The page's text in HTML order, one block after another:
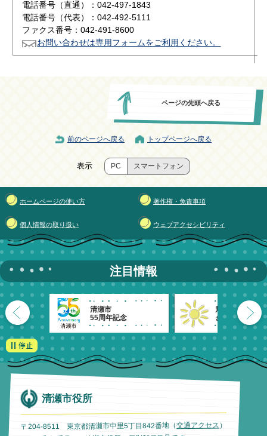
電話番号（直通）：042-497-1843
電話番号（代表）：042-492-5111
ファクス番号：042-491-8600
お問い合わせは専用フォームをご利用ください。
ページの先頭へ戻る
前のページへ戻る トップページへ戻る
表示 PC スマートフォン
ホームページの使い方 著作権・免責事項
個人情報の取り扱い ウェブアクセシビリティ
注目情報
清瀬市
55周年記念
魅力発信！
きよせのーと。
清瀬市役所
〒204-8511 東京都清瀬市中里5丁目842番地（交通アクセス ）